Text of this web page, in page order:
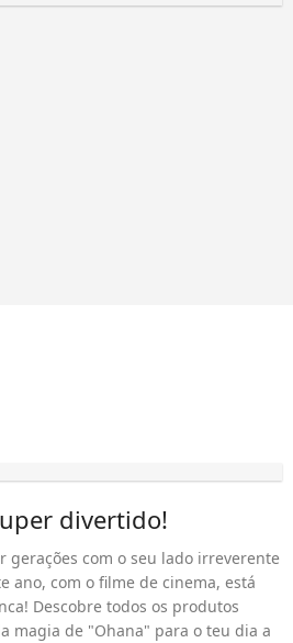
divertido!
gerações com o seu lado irreverente
ano, com o filme de cinema, está
Descobre todos os produtos
magia de "Ohana" para o teu dia a